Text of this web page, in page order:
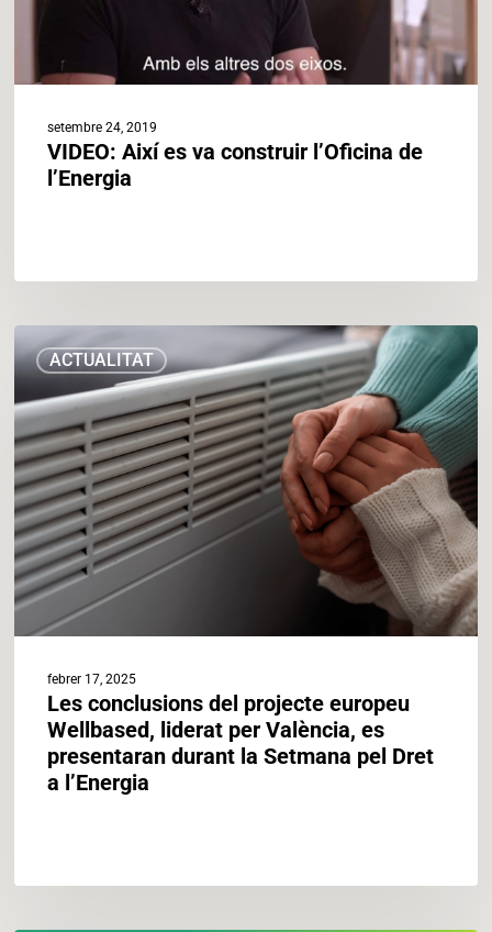
setembre 24, 2019
VIDEO: Així es va construir l’Oficina de
l’Energia
ACTUALITAT
Les
conclusions
projecte
europeu
Wellbased,
liderat
per
València,
es
presentaran
durant
la
l’Energia
febrer 17, 2025
Les conclusions del projecte europeu
Wellbased, liderat per València, es
presentaran durant la Setmana pel Dret
a l’Energia